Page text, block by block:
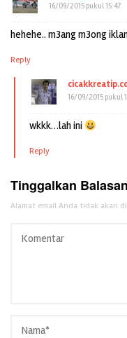
16/09/2015 pukul 15:47
hehehe.. m3ang m3ong
Reply
16/09/2015 pukul
wkkk…lah ini
Reply
Tinggalkan Balasan
Alamat email Anda tidak akan